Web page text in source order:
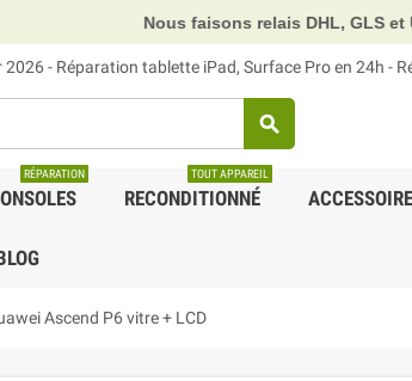
Nous faisons relais DHL, GLS et UPS.
- Réparation tablette iPad, Surface Pro en 24h -
search
RÉPARATION
RECONDITIONNÉ
TOUT APPAREIL
Ascend P6 vitre + LCD